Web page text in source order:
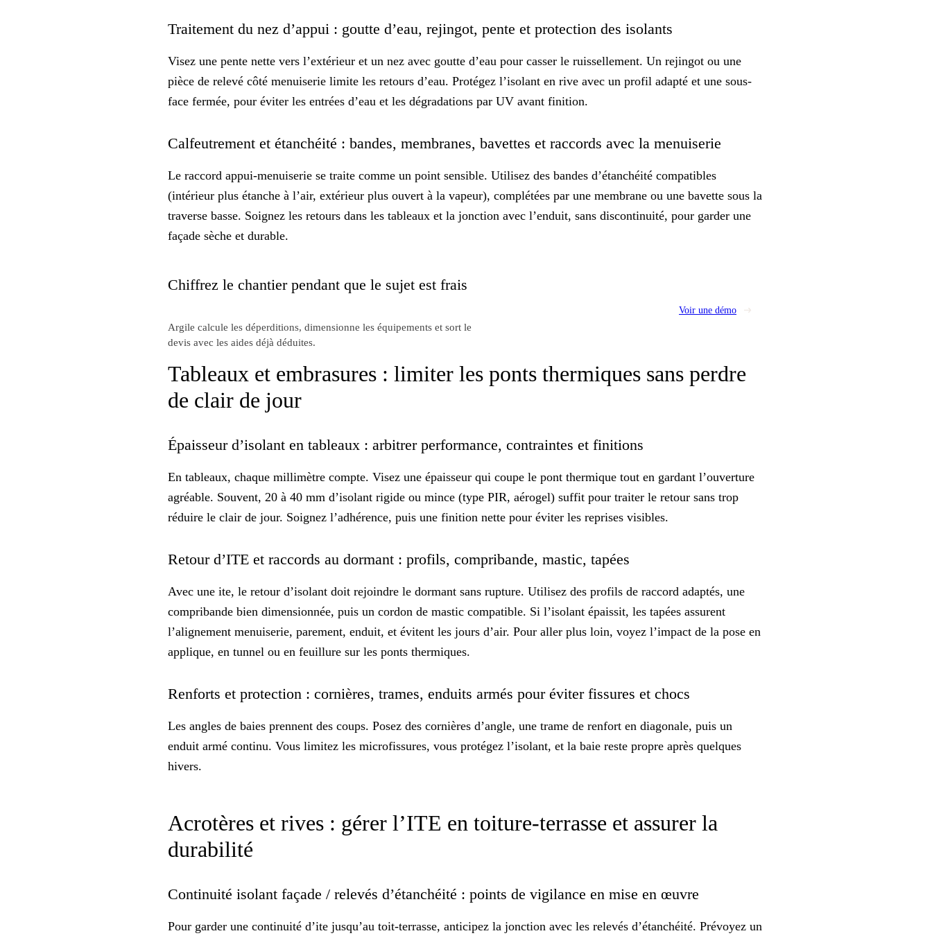
Traitement du nez d’appui : goutte d’eau, rejingot, pente et protection des isolants
Visez une pente nette vers l’extérieur et un nez avec goutte d’eau pour casser le ruissellement. Un rejingot ou une
pièce de relevé côté menuiserie limite les retours d’eau. Protégez l’isolant en rive avec un profil adapté et une sous-
face fermée, pour éviter les entrées d’eau et les dégradations par UV avant finition.
Calfeutrement et étanchéité : bandes, membranes, bavettes et raccords avec la menuiserie
Le raccord appui-menuiserie se traite comme un point sensible. Utilisez des bandes d’étanchéité compatibles
(intérieur plus étanche à l’air, extérieur plus ouvert à la vapeur), complétées par une membrane ou une bavette sous la
traverse basse. Soignez les retours dans les tableaux et la jonction avec l’enduit, sans discontinuité, pour garder une
façade sèche et durable.
Chiffrez le chantier pendant que le sujet est frais
Argile calcule les déperditions, dimensionne les équipements et sort le
devis avec les aides déjà déduites.
Voir une démo
Tableaux et embrasures : limiter les ponts thermiques sans perdre
de clair de jour
Épaisseur d’isolant en tableaux : arbitrer performance, contraintes et finitions
En tableaux, chaque millimètre compte. Visez une épaisseur qui coupe le pont thermique tout en gardant l’ouverture
agréable. Souvent, 20 à 40 mm d’isolant rigide ou mince (type PIR, aérogel) suffit pour traiter le retour sans trop
réduire le clair de jour. Soignez l’adhérence, puis une finition nette pour éviter les reprises visibles.
Retour d’ITE et raccords au dormant : profils, compribande, mastic, tapées
Avec une ite, le retour d’isolant doit rejoindre le dormant sans rupture. Utilisez des profils de raccord adaptés, une
compribande bien dimensionnée, puis un cordon de mastic compatible. Si l’isolant épaissit, les tapées assurent
l’alignement menuiserie, parement, enduit, et évitent les jours d’air. Pour aller plus loin, voyez l’impact de la pose en
applique, en tunnel ou en feuillure sur les ponts thermiques.
Renforts et protection : cornières, trames, enduits armés pour éviter fissures et chocs
Les angles de baies prennent des coups. Posez des cornières d’angle, une trame de renfort en diagonale, puis un
enduit armé continu. Vous limitez les microfissures, vous protégez l’isolant, et la baie reste propre après quelques
hivers.
Acrotères et rives : gérer l’ITE en toiture-terrasse et assurer la
durabilité
Continuité isolant façade / relevés d’étanchéité : points de vigilance en mise en œuvre
Pour garder une continuité d’ite jusqu’au toit-terrasse, anticipez la jonction avec les relevés d’étanchéité. Prévoyez un